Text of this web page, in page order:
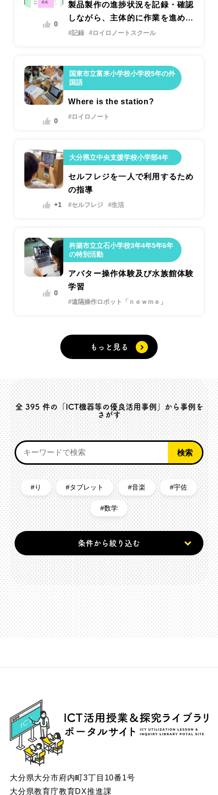
0
製品製作の進捗状況を記録・確認
しながら、主体的に作業を進める
ための指導
#記録 #ロイロノートスクール
国東市立富来小学校小学校5年の外
国語
0
Where is the station?
#ロイロノート
大分県立中央支援学校小学部4年
+1
セルフレジを一人で利用するため
の指導
#セルフレジ #生活
杵築市立立石小学校3年4年5年6年
の特別活動
0
アバター操作体験及び水族館体験
学習
#遠隔操作ロボット「ｎｅｗｍｅ」
もっと見る
全395件の「ICT機器等の優良活用事例」から事例を
さがす
り タブレット 音楽 宇佐
数学
条件から絞り込む
ICT
大分県大分市府内町3丁目10番1号
大分県教育庁教育DX推進課